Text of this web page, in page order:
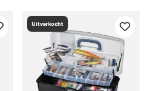
Uitverkocht